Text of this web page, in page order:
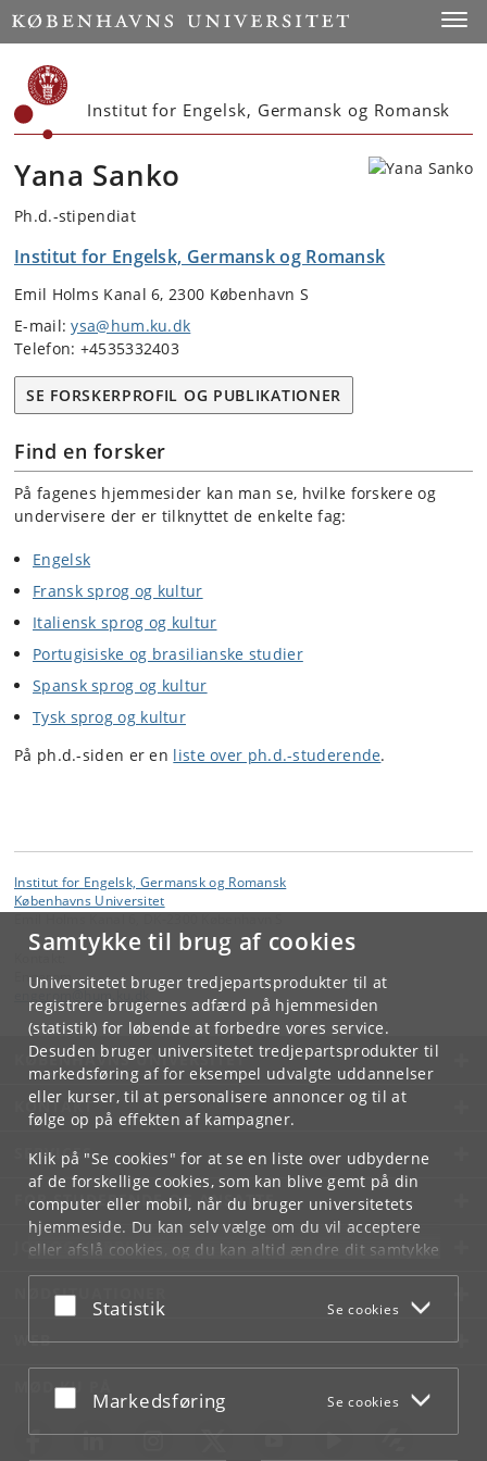
Samtykke til brug af cookies
Universitetet bruger tredjepartsprodukter til at
registrere brugernes adfærd på hjemmesiden
(statistik) for løbende at forbedre vores service.
Desuden bruger universitetet tredjepartsprodukter til
markedsføring af for eksempel udvalgte uddannelser
eller kurser, til at personalisere annoncer og til at
følge op på effekten af kampagner.
Klik på "Se cookies" for at se en liste over udbyderne
af de forskellige cookies, som kan blive gemt på din
computer eller mobil, når du bruger universitetets
hjemmeside. Du kan selv vælge om du vil acceptere
eller afslå cookies, og du kan altid ændre dit samtykke
underCookie- og privatlivspolitiksom du finder i
bunden af hver side.
Acceptér eller afslå
Statistik Se cookies
Acceptér eller afslå
Markedsføring Se cookies
Start
Institut for Engelsk, Germansk og Romansk
Yana Sanko
Ph.d.-stipendiat
Institut for Engelsk, Germansk og Romansk
Emil Holms Kanal 6, 2300 København S
E-mail:ysa@hum.ku.dk
Telefon: +4535332403
SE FORSKERPROFIL OG PUBLIKATIONER
Find en forsker
På fagenes hjemmesider kan man se, hvilke forskere og
undervisere der er tilknyttet de enkelte fag:
Engelsk
Fransk sprog og kultur
Italiensk sprog og kultur
Portugisiske og brasilianske studier
Spansk sprog og kultur
Tysk sprog og kultur
På ph.d.-siden er en liste over ph.d.-studerende.
Institut for Engelsk, Germansk og Romansk
Københavns Universitet
Engerom
KØBENHAVNS UNIVERSITET
KONTAKT
SERVICES
FOR STUDERENDE OG ANSATTE
JOB OG KARRIERE
NØDSITUATIONER
WEB
MØD KU PÅ